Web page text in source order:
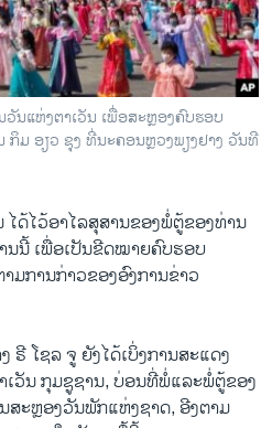
ນແຫ່ງຕາເວັນ ເພື່ອສະຫຼອງຄົບຮອບ
ກິມ ອຽວ ຊຸງ ທີ່ນະຄອນຫຼວງພຽງຢາງ ວັນທີ
ດ້ໄວ້ອາໄລສຸສານຂອງພໍ່ຕູ້ຂອງທ່ານ
ນີ້ ເພື່ອເປັນຂີດໝາຍຄົບຮອບ
ມການກ່າວຂອງອົງການຂ່າວ
ຣີ ໂຊລ ຈູ ຍັງໄດ້ເບິ່ງການສະແດງ
ເວັນ ກຸມຊູຊານ, ບ່ອນທີ່ພໍ່ແລະພໍ່ຕູ້ຂອງ
ສະຫຼອງວັນພັກແຫ່ງຊາດ, ອີງຕາມ